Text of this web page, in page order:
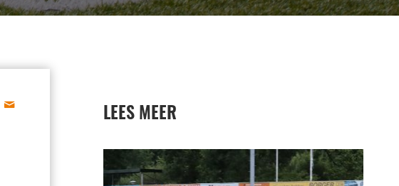
LEES MEER